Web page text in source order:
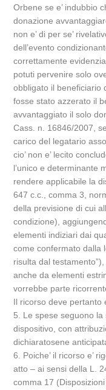
Orbene se e’ indubbio
donazione
non e’ di per se’
dell’evento
correttamente
potuti pervenire solo
obbligato il beneficiario
fosse stato azzerato il
avvantaggiato il solo
Cass. n. 16846/2007,
carico del legatario
cio’ non e’ lecito
l’unico e determinante
rendere applicabile la
647 c.c., comma 3,
della previsione di cui
condizione),
elementi indiziari dai
come confermato dalla
risulta dal
anche da elementi
vorrebbe parte
Il ricorso deve pertanto
5. Le spese seguono
dispositivo, con
dichiaratosene
6. Poiche’ il ricorso e’
atto – ai sensi della L.
comma 17